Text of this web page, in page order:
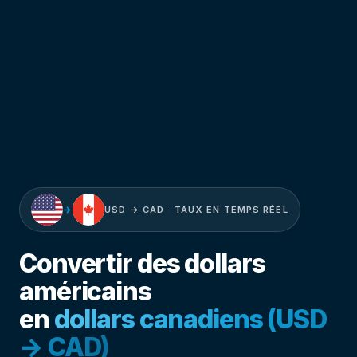
→ USD → CAD · TAUX EN TEMPS RÉEL
Convertir des dollars
américains
en dollars canadiens (USD
→ CAD)